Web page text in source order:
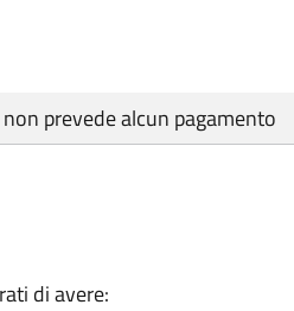
prevede alcun pagamento
di avere: